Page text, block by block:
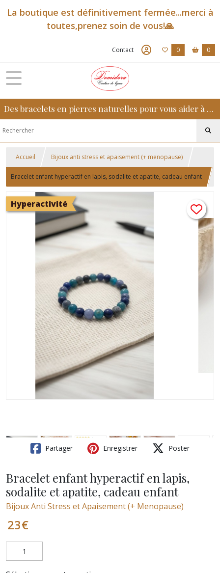
La boutique est définitivement fermée...merci à
toutes,prenez soin de vous!🙏
Contact 0 0
Des bracelets en pierres naturelles pour vous aider à retrouver sérénité, confiance et équilibre au quotidien
Accueil Bijoux anti stress et apaisement (+ menopause)
Bracelet enfant hyperactif en lapis, sodalite et apatite, cadeau enfant
Hyperactivité
Partager Enregistrer Poster
Bracelet enfant hyperactif en lapis,
sodalite et apatite, cadeau enfant
Bijoux Anti Stress et Apaisement (+ Menopause)
23€